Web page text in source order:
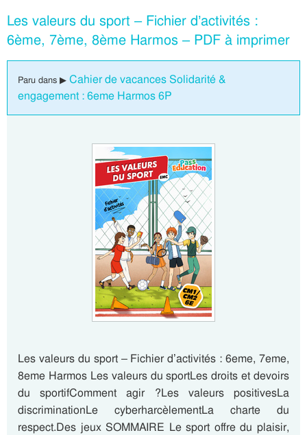
Les valeurs du sport – Fichier d’activités :
6ème, 7ème, 8ème Harmos – PDF à imprimer
Paru dans ▶ Cahier de vacances Solidarité &
engagement : 6eme Harmos 6P
Les valeurs du sport – Fichier d’activités : 6eme, 7eme,
8eme Harmos Les valeurs du sportLes droits et devoirs
du sportifComment agir ?Les valeurs positivesLa
discriminationLe cyberharcèlementLa charte du
respect.Des jeux SOMMAIRE Le sport offre du plaisir,